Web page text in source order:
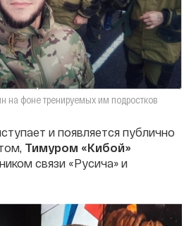
на фоне тренируемых им подростков
и появляется публично
Тимуром «Кибой»
связи «Русича» и